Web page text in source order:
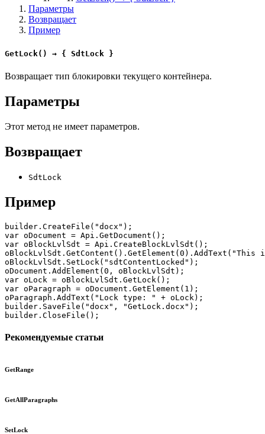
Параметры
Возвращает
Пример
GetLock() → { SdtLock }
Возвращает тип блокировки текущего контейнера.
Параметры
Этот метод не имеет параметров.
Возвращает
SdtLock
Пример
builder.CreateFile("docx");
var oDocument = Api.GetDocument();
var oBlockLvlSdt = Api.CreateBlockLvlSdt();
oBlockLvlSdt.SetLock("sdtContentLocked");
oDocument.AddElement(0, oBlockLvlSdt);
var oLock = oBlockLvlSdt.GetLock();
var oParagraph = oDocument.GetElement(1);
oParagraph.AddText("Lock type: " + oLock);
builder.SaveFile("docx", "GetLock.docx");
builder.CloseFile();
Рекомендуемые статьи
GetRange
GetAllParagraphs
SetLock